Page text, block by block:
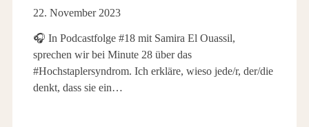
22. November 2023
🎧 In Podcastfolge #18 mit Samira El Ouassil,
sprechen wir bei Minute 28 über das
#Hochstaplersyndrom. Ich erkläre, wieso jede/r, der/die
denkt, dass sie ein…